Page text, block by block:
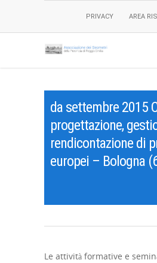
PRIVACY AREA
da settembre 2015
progettazione,
rendicontazione di
europei – Bologna
Le attività formative e